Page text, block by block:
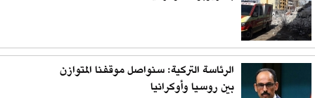
الرئاسة التركية: سنواصل موقفنا المتوازن
بين روسيا وأوكرانيا